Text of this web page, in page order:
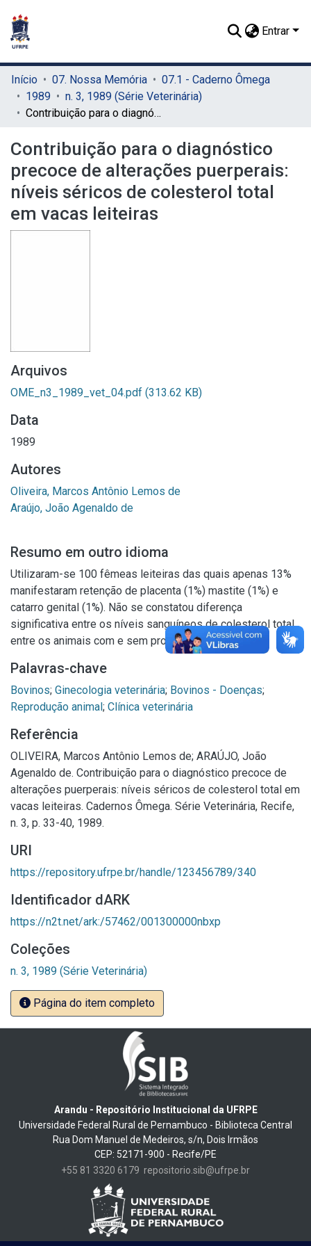
Entrar
Início 07. Nossa Memória
07.1 - Caderno Ômega
1989
n. 3, 1989 (Série Veterinária)
Contribuição para o diagnóstico precoce de alterações puerperais: níveis séricos de colesterol total em vacas leiteiras
Contribuição para o diagnóstico
precoce de alterações puerperais:
níveis séricos de colesterol total
em vacas leiteiras
Arquivos
OME_n3_1989_vet_04.pdf (313.62 KB)
Data
1989
Autores
Oliveira, Marcos Antônio Lemos de
Araújo, João Agenaldo de
Resumo em outro idioma
Utilizaram-se 100 fêmeas leiteiras das quais apenas 13%
manifestaram retenção de placenta (1%) mastite (1%) e
catarro genital (1%). Não se constatou diferença
significativa entre os níveis sanguíneos de colesterol total
entre os animais com e sem problemas puerperais.
Palavras-chave
Bovinos; Ginecologia veterinária; Bovinos - Doenças;
Reprodução animal; Clínica veterinária
Referência
OLIVEIRA, Marcos Antônio Lemos de; ARAÚJO, João
Agenaldo de. Contribuição para o diagnóstico precoce de
alterações puerperais: níveis séricos de colesterol total em
vacas leiteiras. Cadernos Ômega. Série Veterinária, Recife,
n. 3, p. 33-40, 1989.
URI
https://repository.ufrpe.br/handle/123456789/340
Identificador dARK
https://n2t.net/ark:/57462/001300000nbxp
Coleções
n. 3, 1989 (Série Veterinária)
Página do item completo
Arandu - Repositório Institucional da UFRPE
Universidade Federal Rural de Pernambuco - Biblioteca Central
Rua Dom Manuel de Medeiros, s/n, Dois Irmãos
CEP: 52171-900 - Recife/PE
+55 81 3320 6179 repositorio.sib@ufrpe.br